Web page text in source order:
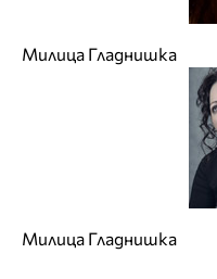
Милица Гладнишка
Милица Гладнишка